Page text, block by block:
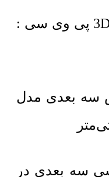
ضخامت دیوارپوش 3D پی وی سی :
سه بعدی مدل
سه بعدی در